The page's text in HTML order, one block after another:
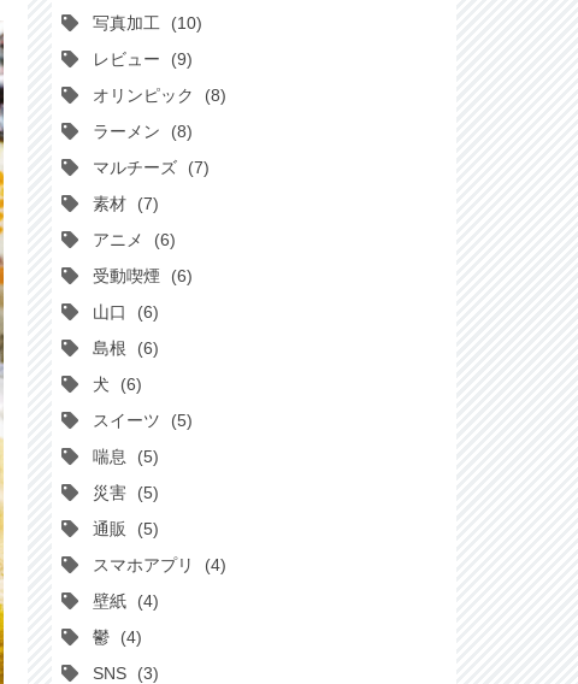
写真加工
10
レビュー
9
オリンピック
8
ラーメン
8
マルチーズ
7
素材
7
アニメ
6
受動喫煙
6
山口
6
島根
6
犬
6
スイーツ
5
喘息
5
災害
5
通販
5
スマホアプリ
4
壁紙
4
鬱
4
SNS
3